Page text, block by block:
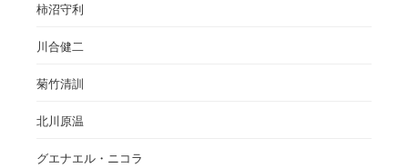
柿沼守利
川合健二
菊竹清訓
北川原温
グエナエル・ニコラ